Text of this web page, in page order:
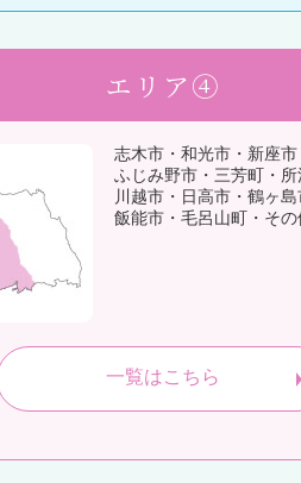
エリア④
志木市・和光市・新座
ふじみ野市・三芳町・
川越市・日高市・鶴ヶ
飯能市・毛呂山町・その
一覧はこちら